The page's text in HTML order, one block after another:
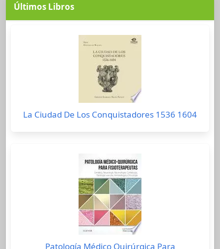
Últimos Libros
La Ciudad De Los Conquistadores 1536 1604
Patología Médico Quirúrgica Para